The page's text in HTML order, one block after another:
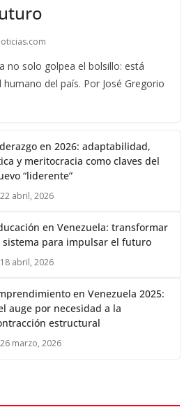
no solo golpea el bolsillo: está
del país. Por José Gregorio
en 2026: adaptabilidad,
y meritocracia como claves del
“liderente”
22 abril, 2026
en Venezuela: transformar
sistema para impulsar el futuro
18 abril, 2026
en Venezuela 2025:
auge por necesidad a la
estructural
26 marzo, 2026